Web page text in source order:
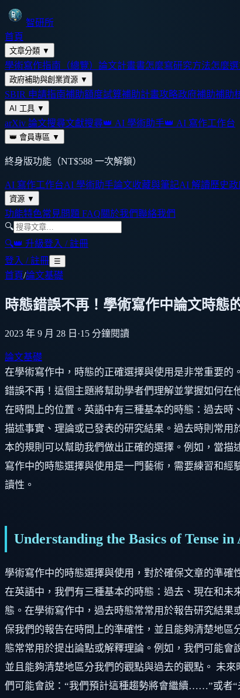
智研所
首頁
文章分類 ▼
學術寫作指南（總覽） 論文計畫書怎麼寫研究方法怎麼選
政府補助與創業資源 ▼
SBIR 申請指南補助額度試算補助計畫攻略政府補助補助
AI 工具 ▼
arXiv 論文搜尋文獻搜尋👑 AI 學術助手👑 AI 寫作工作台
👑 會員專區 ▼
終身版功能（NT$588 一次解鎖）
AI 寫作工作台AI 學術助手論文收藏與筆記AI 解讀歷史政
資源 ▼
功能特色常見問題 FAQ關於我們聯絡我們
🔍
🔍👑 升級登入 / 註冊
登入 / 註冊 ☰
首頁/論文基礎
時態錯誤不再！學術寫作中論文時態
2023 年 9 月 28 日 ·15 分鐘閱讀
論文基礎
在學術寫作中，時態的正確選擇與使用是非常重要
錯誤不再！這個主題將幫助學者們理解並掌握如何
在時間上的位置。英語中有三種基本的時態：過去
描述事實、理論或已發表的研究結果。過去時則常
本的規則可以幫助我們做出正確的選擇。例如，當
寫作中的時態選擇與使用是一門藝術，需要練習和
讀性。
Understanding the Basics of Tense
學術寫作中的時態選擇與使用，對於確保文章的準
在英語中，我們有三種基本的時態：過去、現在和
態。在學術寫作中，過去時態常常用於報告研究結
保我們的報告在時間上的準確性，並且能夠清楚地
態常常用於提出論點或解釋理論。例如，我們可能
並且能夠清楚地區分我們的觀點與過去的觀點。 未
們可能會說：“我們預計這種趨勢將會繼續……”或者